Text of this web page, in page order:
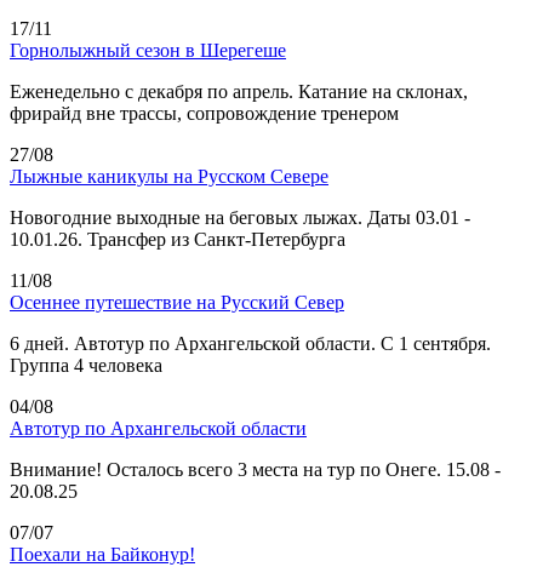
17/11
Горнолыжный сезон в Шерегеше
Еженедельно с декабря по апрель. Катание на склонах,
фрирайд вне трассы, сопровождение тренером
27/08
Лыжные каникулы на Русском Севере
Новогодние выходные на беговых лыжах. Даты 03.01 -
10.01.26. Трансфер из Санкт-Петербурга
11/08
Осеннее путешествие на Русский Север
6 дней. Автотур по Архангельской области. С 1 сентября.
Группа 4 человека
04/08
Автотур по Архангельской области
Внимание! Осталось всего 3 места на тур по Онеге. 15.08 -
20.08.25
07/07
Поехали на Байконур!